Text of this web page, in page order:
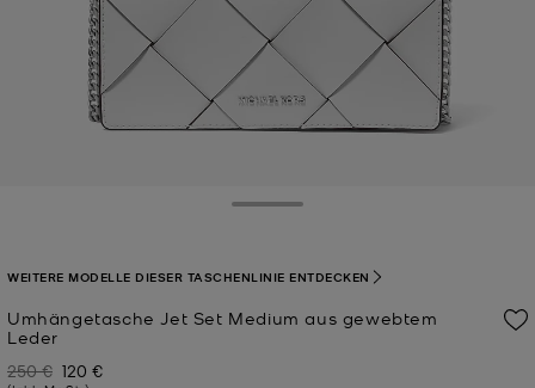
Umhängetasche Jet Set Medium aus gewebtem
Leder
Zuvor
250 € Jetzt
120 €
WEITERE MODELLE DIESER TASCHENLINIE ENTDECKEN